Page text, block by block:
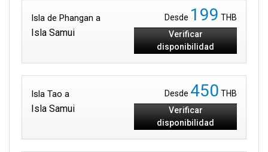
Isla de Phangan a
Isla Samui
Desde 199 THB
Verificar
disponibilidad
Isla Tao a
Isla Samui
Desde 450 THB
Verificar
disponibilidad